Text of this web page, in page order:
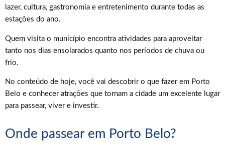
lazer, cultura, gastronomia e entretenimento durante todas as
estações do ano.
Quem visita o município encontra atividades para aproveitar
tanto nos dias ensolarados quanto nos períodos de chuva ou
frio.
No conteúdo de hoje, você vai descobrir o que fazer em Porto
Belo e conhecer atrações que tornam a cidade um excelente lugar
para passear, viver e investir.
Onde passear em Porto Belo?